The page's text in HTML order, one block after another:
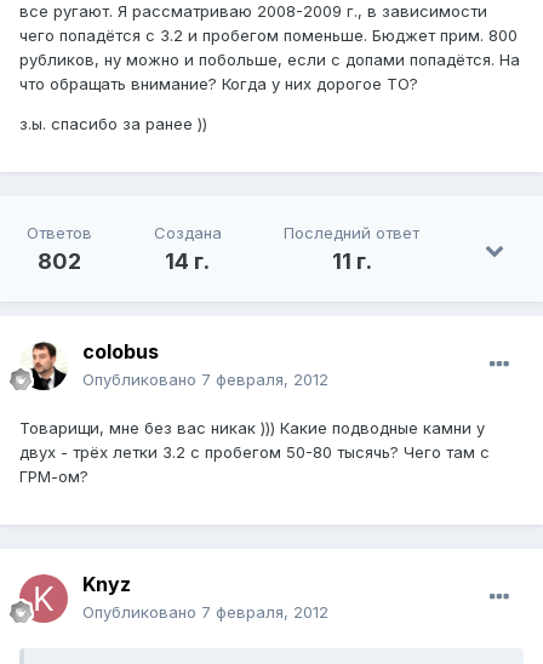
все ругают. Я рассматриваю 2008-2009 г., в зависимости
чего попадётся с 3.2 и пробегом поменьше. Бюджет прим. 800
рубликов, ну можно и побольше, если с допами попадётся. На
что обращать внимание? Когда у них дорогое ТО?
з.ы. спасибо за ранее ))
Ответов
802
Создана
14 г.
Последний ответ
11 г.
colobus
Опубликовано 7 февраля, 2012
Товарищи, мне без вас никак ))) Какие подводные камни у
двух - трёх летки 3.2 с пробегом 50-80 тысячь? Чего там с
ГРМ-ом?
Knyz
Опубликовано 7 февраля, 2012